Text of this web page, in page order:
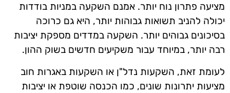
מציעה פתרון נוח יותר. אמנם השקעה במניות בודדות
יכולה להניב תשואות גבוהות יותר, היא גם כרוכה
בסיכונים גבוהים יותר. השקעה במדדים מספקת יציבות
רבה יותר, במיוחד עבור משקיעים חדשים בשוק ההון.
לעומת זאת, השקעות נדל"ן או השקעות באגרות חוב
מציעות יתרונות שונים, כמו הכנסה שוטפת או יציבות